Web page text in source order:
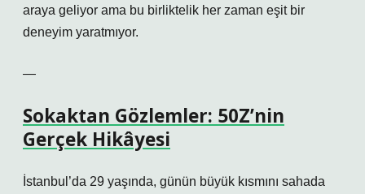
araya geliyor ama bu birliktelik her zaman eşit bir
deneyim yaratmıyor.
—
Sokaktan Gözlemler: 50Z’nin
Gerçek Hikâyesi
İstanbul’da 29 yaşında, günün büyük kısmını sahada